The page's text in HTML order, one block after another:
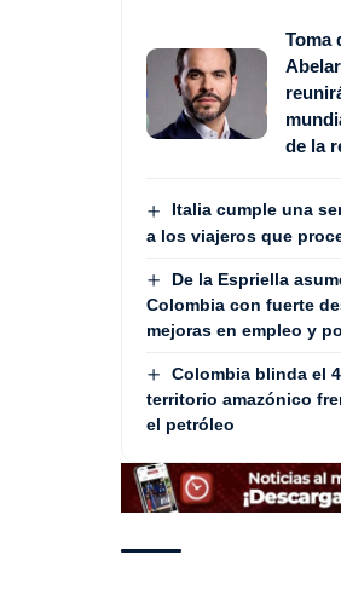
Toma
de la
Italia cumple una
a los viajeros que
De la Espriella
Colombia con fuerte
mejoras en empleo y
Colombia blinda el
territorio amazónico
el petróleo